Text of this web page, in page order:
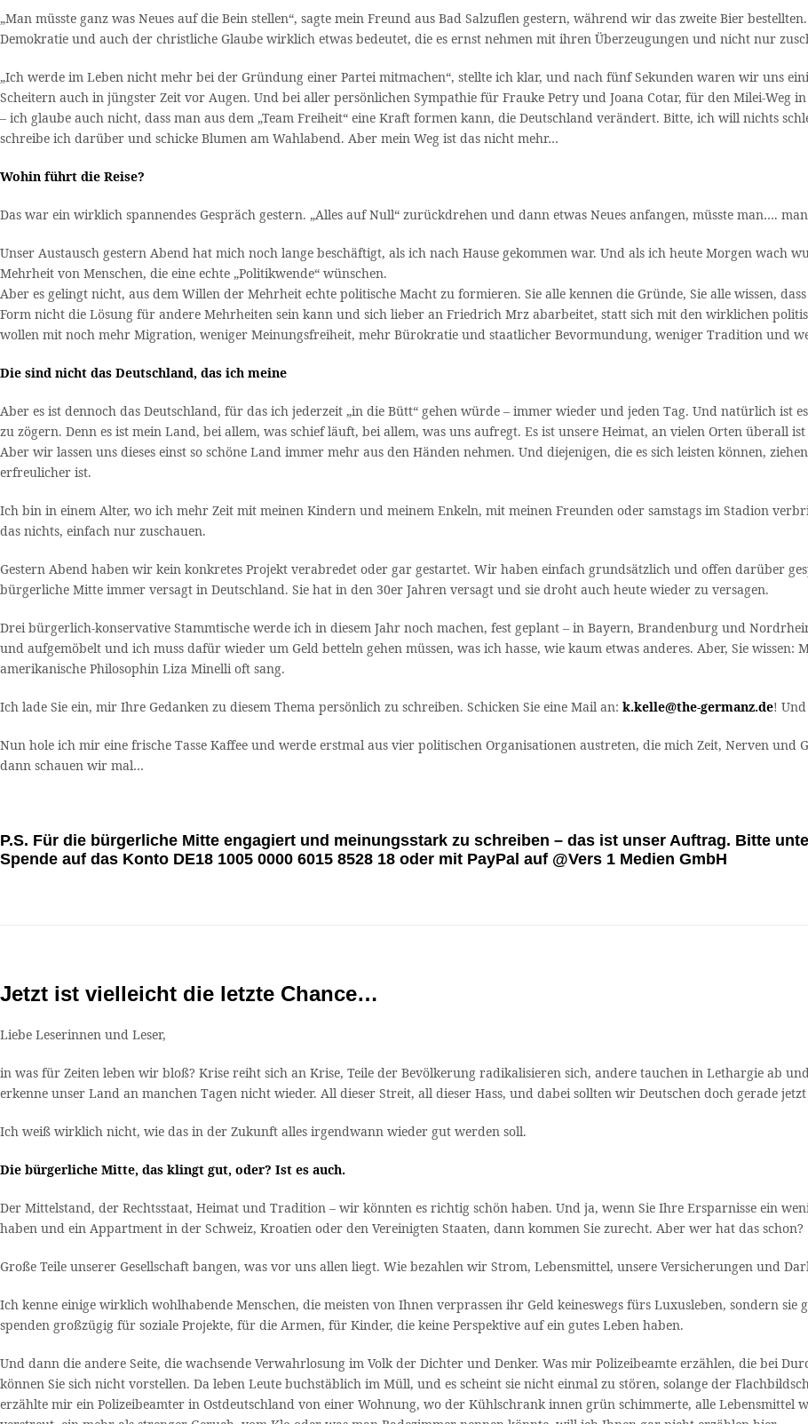
„Man müsste ganz was Neues auf die Bein stellen“, sagte mein Freund aus Bad Salzuflen gestern, während wir das zweite Bier
Demokratie und auch der christliche Glaube wirklich etwas bedeutet, die es ernst nehmen mit ihren Überzeugungen und nicht nur
„Ich werde im Leben nicht mehr bei der Gründung einer Partei mitmachen“, stellte ich klar, und nach fünf Sekunden waren wir uns
Scheitern auch in jüngster Zeit vor Augen. Und bei aller persönlichen Sympathie für Frauke Petry und Joana Cotar, für den Milei-Weg
– ich glaube auch nicht, dass man aus dem „Team Freiheit“ eine Kraft formen kann, die Deutschland verändert. Bitte, ich will nichts
schreibe ich darüber und schicke Blumen am Wahlabend. Aber mein Weg ist das nicht mehr…
Wohin führt die Reise?
Das war ein wirklich spannendes Gespräch gestern. „Alles auf Null“ zurückdrehen und dann etwas Neues anfangen, müsste man….
Unser Austausch gestern Abend hat mich noch lange beschäftigt, als ich nach Hause gekommen war. Und als ich heute Morgen wach
Mehrheit von Menschen, die eine echte „Politikwende“ wünschen.
Aber es gelingt nicht, aus dem Willen der Mehrheit echte politische Macht zu formieren. Sie alle kennen die Gründe, Sie alle wissen,
Form nicht die Lösung für andere Mehrheiten sein kann und sich lieber an Friedrich Mrz abarbeitet, statt sich mit den wirklichen
wollen mit noch mehr Migration, weniger Meinungsfreiheit, mehr Bürokratie und staatlicher Bevormundung, weniger Tradition und
Die sind nicht das Deutschland, das ich meine
Aber es ist dennoch das Deutschland, für das ich jederzeit „in die Bütt“ gehen würde – immer wieder und jeden Tag. Und natürlich ist
zu zögern. Denn es ist mein Land, bei allem, was schief läuft, bei allem, was uns aufregt. Es ist unsere Heimat, an vielen Orten überall
Aber wir lassen uns dieses einst so schöne Land immer mehr aus den Händen nehmen. Und diejenigen, die es sich leisten können,
erfreulicher ist.
Ich bin in einem Alter, wo ich mehr Zeit mit meinen Kindern und meinem Enkeln, mit meinen Freunden oder samstags im Stadion
das nichts, einfach nur zuschauen.
Gestern Abend haben wir kein konkretes Projekt verabredet oder gar gestartet. Wir haben einfach grundsätzlich und offen darüber
bürgerliche Mitte immer versagt in Deutschland. Sie hat in den 30er Jahren versagt und sie droht auch heute wieder zu versagen.
Drei bürgerlich-konservative Stammtische werde ich in diesem Jahr noch machen, fest geplant – in Bayern, Brandenburg und
und aufgemöbelt und ich muss dafür wieder um Geld betteln gehen müssen, was ich hasse, wie kaum etwas anderes. Aber, Sie
amerikanische Philosophin Liza Minelli oft sang.
Ich lade Sie ein, mir Ihre Gedanken zu diesem Thema persönlich zu schreiben. Schicken Sie eine Mail an: k.kelle@the-germanz.de!
Nun hole ich mir eine frische Tasse Kaffee und werde erstmal aus vier politischen Organisationen austreten, die mich Zeit, Nerven
dann schauen wir mal…
P.S. Für die bürgerliche Mitte engagiert und meinungsstark zu schreiben – das ist unser Auftrag. Bitte
Spende auf das Konto DE18 1005 0000 6015 8528 18 oder mit PayPal auf @Vers 1 Medien GmbH
Jetzt ist vielleicht die letzte Chance…
Liebe Leserinnen und Leser,
in was für Zeiten leben wir bloß? Krise reiht sich an Krise, Teile der Bevölkerung radikalisieren sich, andere tauchen in Lethargie ab
erkenne unser Land an manchen Tagen nicht wieder. All dieser Streit, all dieser Hass, und dabei sollten wir Deutschen doch gerade
Ich weiß wirklich nicht, wie das in der Zukunft alles irgendwann wieder gut werden soll.
Die bürgerliche Mitte, das klingt gut, oder? Ist es auch.
Der Mittelstand, der Rechtsstaat, Heimat und Tradition – wir könnten es richtig schön haben. Und ja, wenn Sie Ihre Ersparnisse ein
haben und ein Appartment in der Schweiz, Kroatien oder den Vereinigten Staaten, dann kommen Sie zurecht. Aber wer hat das schon?
Große Teile unserer Gesellschaft bangen, was vor uns allen liegt. Wie bezahlen wir Strom, Lebensmittel, unsere Versicherungen und
Ich kenne einige wirklich wohlhabende Menschen, die meisten von Ihnen verprassen ihr Geld keineswegs fürs Luxusleben, sondern sie
spenden großzügig für soziale Projekte, für die Armen, für Kinder, die keine Perspektive auf ein gutes Leben haben.
Und dann die andere Seite, die wachsende Verwahrlosung im Volk der Dichter und Denker. Was mir Polizeibeamte erzählen, die bei
können Sie sich nicht vorstellen. Da leben Leute buchstäblich im Müll, und es scheint sie nicht einmal zu stören, solange der
erzählte mir ein Polizeibeamter in Ostdeutschland von einer Wohnung, wo der Kühlschrank innen grün schimmerte, alle Lebensmittel